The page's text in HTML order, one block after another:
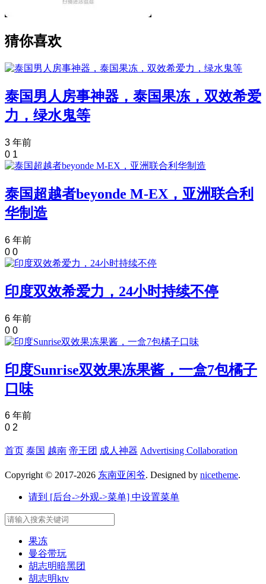
猜你喜欢
泰国男人房事神器，泰国果冻，双效希爱
力，绿水鬼等
3 年前
0 1
泰国超越者beyonde M-EX，亚洲联合利
华制造
6 年前
0 0
印度双效希爱力，24小时持续不停
6 年前
0 0
印度Sunrise双效果冻果酱，一盒7包橘子
口味
6 年前
0 2
首页 泰国 越南 帝王团 成人神器 Advertising Collaboration
Copyright © 2017-2026 东南亚闲爷. Designed by nicetheme.
请到 [后台->外观->菜单] 中设置菜单
果冻
曼谷带玩
胡志明暗黑团
胡志明ktv